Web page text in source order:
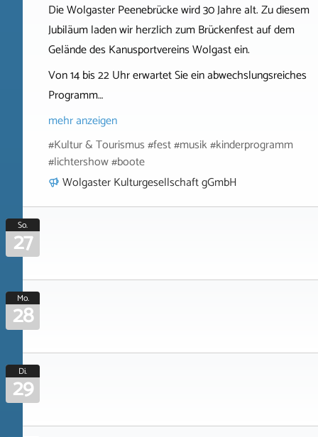
Die Wolgaster Peenebrücke wird 30 Jahre alt. Zu diesem
Jubiläum laden wir herzlich zum Brückenfest auf dem
Gelände des Kanusportvereins Wolgast ein.
Von 14 bis 22 Uhr erwartet Sie ein abwechslungsreiches
Programm…
mehr anzeigen
#Kultur & Tourismus #fest #musik #kinderprogramm
#lichtershow #boote
Wolgaster Kulturgesellschaft gGmbH
So.
27
Mo.
28
Di.
29